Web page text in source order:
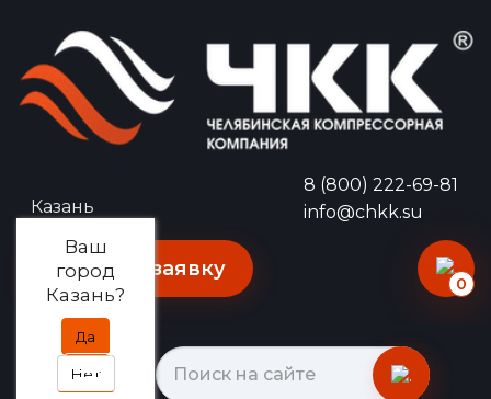
Казань
Ваш
город
Казань?
Да
Нет
8 (800) 222-69-81
info@chkk.su
Оставить заявку
0